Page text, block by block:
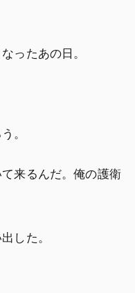
ったあの日。
。
て来るんだ。俺の護衛
した。